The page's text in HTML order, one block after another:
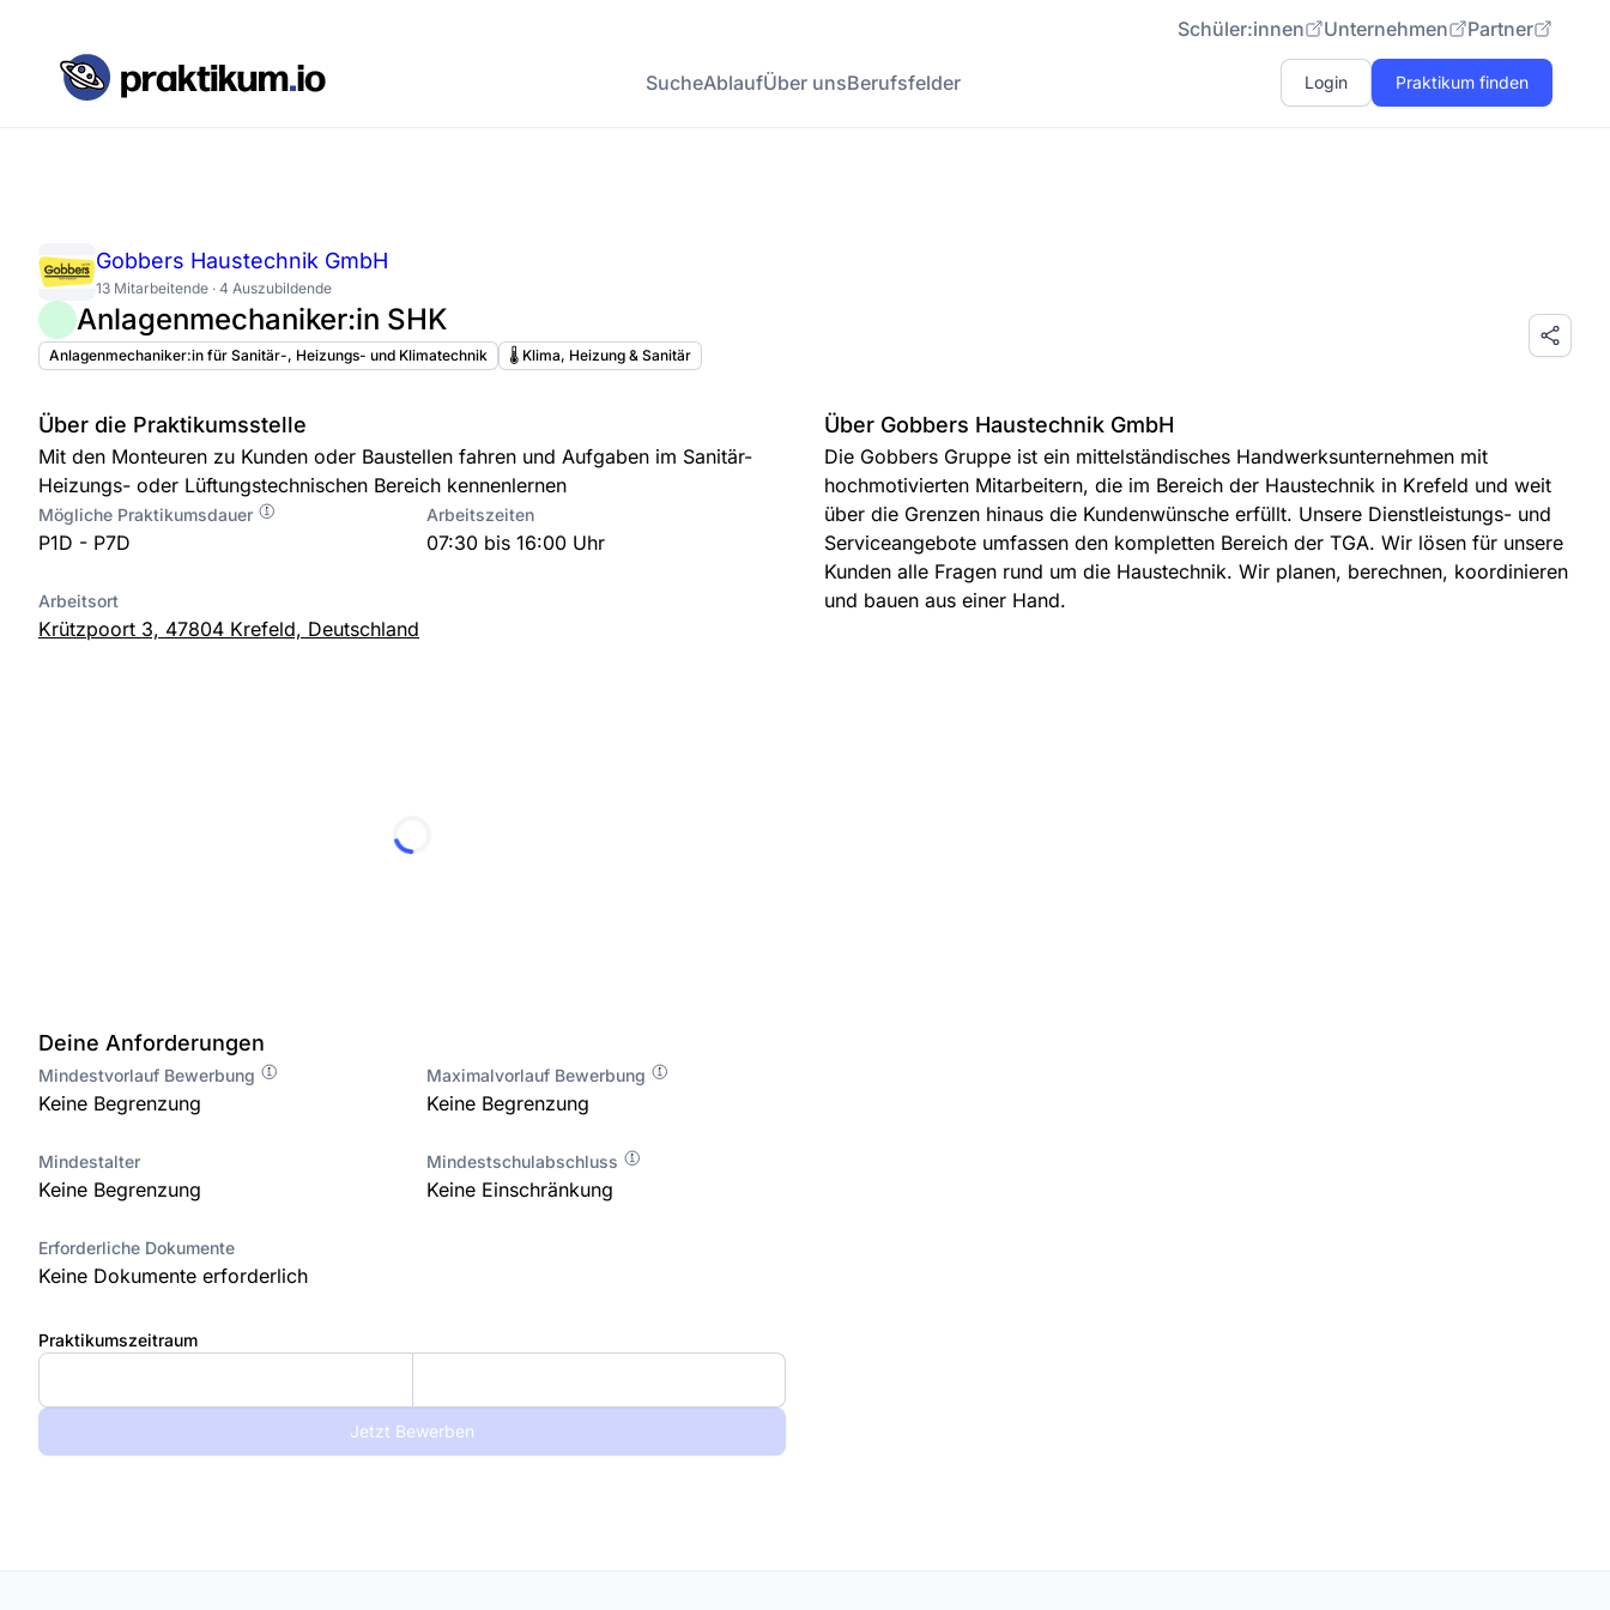
Schüler:innen Unternehmen Partner
SucheAblaufÜber unsBerufsfelder Login Praktikum finden
Gobbers Haustechnik GmbH
13 Mitarbeitende · 4 Auszubildende
Anlagenmechaniker:in SHK
Anlagenmechaniker:in für Sanitär-, Heizungs- und Klimatechnik 🌡️ Klima, Heizung & Sanitär
Über die Praktikumsstelle
Mit den Monteuren zu Kunden oder Baustellen fahren und Aufgaben im Sanitär-
Heizungs- oder Lüftungstechnischen Bereich kennenlernen
Mögliche Praktikumsdauer
P1D - P7D
Arbeitszeiten
07:30 bis 16:00 Uhr
Arbeitsort
Krützpoort 3, 47804 Krefeld, Deutschland
Deine Anforderungen
Mindestvorlauf Bewerbung
Keine Begrenzung
Maximalvorlauf Bewerbung
Keine Begrenzung
Mindestalter
Keine Begrenzung
Mindestschulabschluss
Keine Einschränkung
Erforderliche Dokumente
Keine Dokumente erforderlich
Über Gobbers Haustechnik GmbH
Die Gobbers Gruppe ist ein mittelständisches Handwerksunternehmen mit
hochmotivierten Mitarbeitern, die im Bereich der Haustechnik in Krefeld und weit
über die Grenzen hinaus die Kundenwünsche erfüllt. Unsere Dienstleistungs- und
Serviceangebote umfassen den kompletten Bereich der TGA. Wir lösen für unsere
Kunden alle Fragen rund um die Haustechnik. Wir planen, berechnen, koordinieren
und bauen aus einer Hand.
Praktikumszeitraum
Jetzt Bewerben